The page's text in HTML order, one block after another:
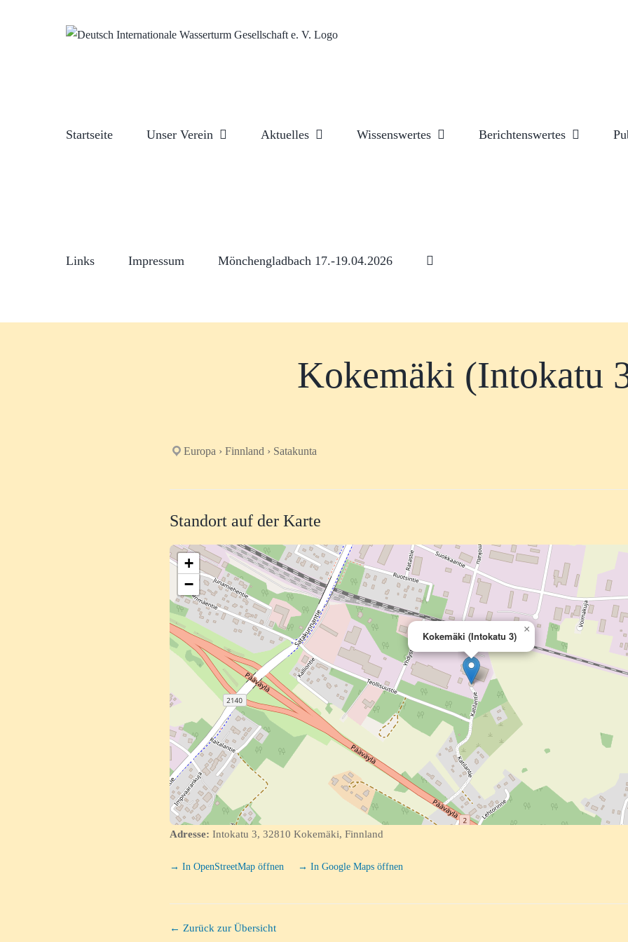
Startseite Unser Verein Aktuelles Wissenswertes Berichtenswertes
Links Impressum Mönchengladbach 17.-19.04.2026
Kokemäki (Intokatu
Europa › Finnland › Satakunta
Standort auf der Karte
Kokemäki (Intokatu 3)
×
+
−
Adresse: Intokatu 3, 32810 Kokemäki, Finnland
→ In OpenStreetMap öffnen → In Google Maps öffnen
← Zurück zur Übersicht